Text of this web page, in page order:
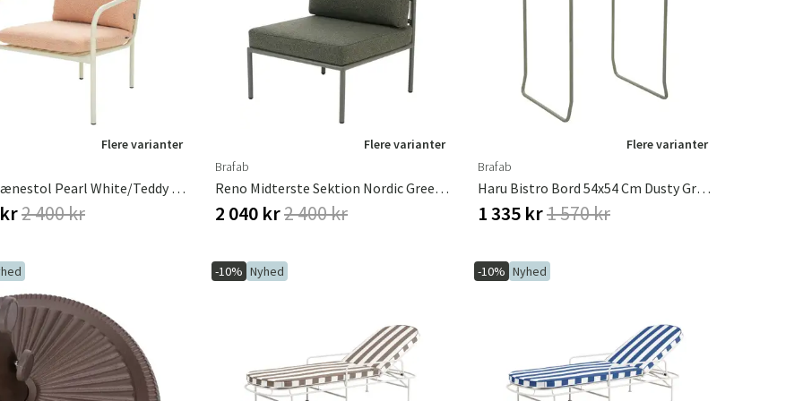
Hængestole
Produkter til vedligeholdelse
Badeværelsestæpper
Småopbevaring Badeværelsesindretning
Flere varianter
Bendt Lænestol Pearl White/Teddy Orange
2 400 kr
Flere varianter
Brafab
Reno Midterste Sektion Nordic Green / Raw Avocado
2 040 kr2 400 kr
Flere varianter
Brafab
Haru Bistro Bord 54x54 Cm Dusty Green
1 335 kr1 570 kr
-10% Nyhed -10% Nyhed